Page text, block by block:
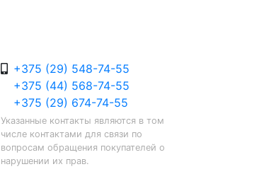
+375 (29) 548-74-55
+375 (44) 568-74-55
+375 (29) 674-74-55
Указанные контакты являются в том
числе контактами для связи по
вопросам обращения покупателей о
нарушении их прав.